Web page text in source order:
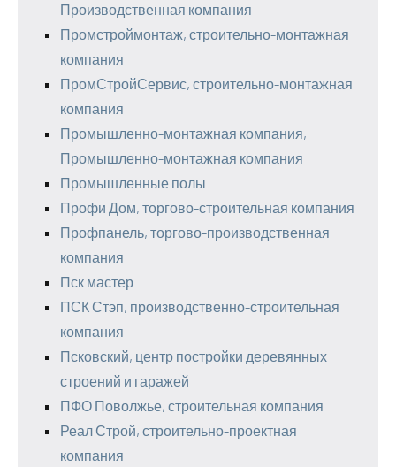
Производственная компания
Промстроймонтаж, строительно-монтажная
компания
ПромСтройСервис, строительно-монтажная
компания
Промышленно-монтажная компания,
Промышленно-монтажная компания
Промышленные полы
Профи Дом, торгово-строительная компания
Профпанель, торгово-производственная
компания
Пск мастер
ПСК Стэп, производственно-строительная
компания
Псковский, центр постройки деревянных
строений и гаражей
ПФО Поволжье, строительная компания
Реал Строй, строительно-проектная
компания